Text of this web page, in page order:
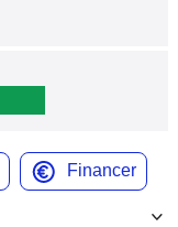
Financer